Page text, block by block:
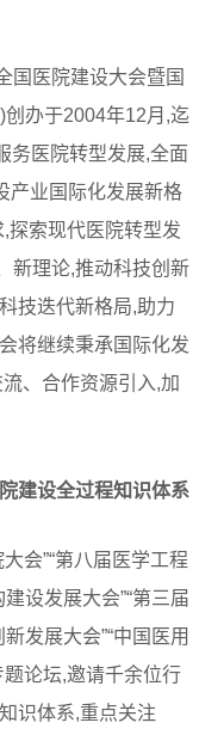
医院建设大会暨国
办于2004年12月,迄
务医院转型发展,全面
产业国际化发展新格
探索现代医院转型发
新理论,推动科技创新
技迭代新格局,助力
将继续秉承国际化发
、合作资源引入,加
建设全过程知识体系
会”“第八届医学工程
设发展大会”“第三届
发展大会”“中国医用
论坛,邀请千余位行
识体系,重点关注